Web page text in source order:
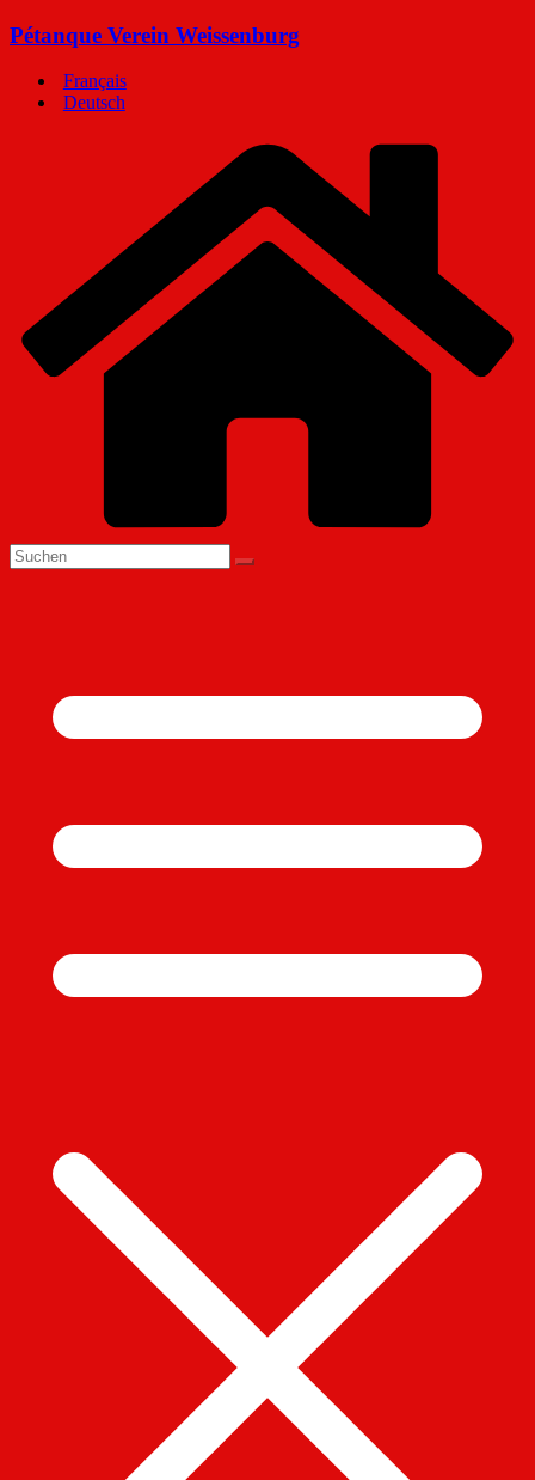
Zum
springen
Pétanque Verein Weissenburg
Français
Deutsch